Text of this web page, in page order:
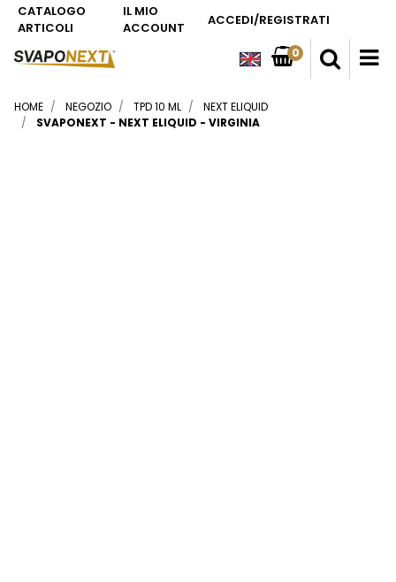
CATALOGO
ARTICOLI
IL MIO
ACCOUNT
ACCEDI/REGISTRATI
0
HOME NEGOZIO TPD 10 ML
NEXT ELIQUID
SVAPONEXT - NEXT ELIQUID - VIRGINIA